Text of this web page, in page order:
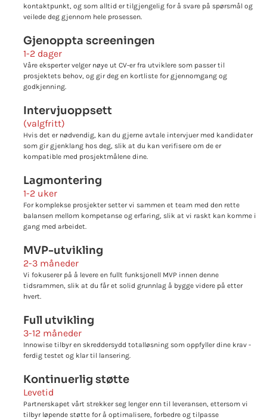
kontaktpunkt, og som alltid er tilgjengelig for å svare på spørsmål og
veilede deg gjennom hele prosessen.
Gjenoppta screeningen
1-2 dager
Våre eksperter velger nøye ut CV-er fra utviklere som passer til
prosjektets behov, og gir deg en kortliste for gjennomgang og
godkjenning.
Intervjuoppsett
(valgfritt)
Hvis det er nødvendig, kan du gjerne avtale intervjuer med kandidater
som gir gjenklang hos deg, slik at du kan verifisere om de er
kompatible med prosjektmålene dine.
Lagmontering
1-2 uker
For komplekse prosjekter setter vi sammen et team med den rette
balansen mellom kompetanse og erfaring, slik at vi raskt kan komme i
gang med arbeidet.
MVP-utvikling
2-3 måneder
Vi fokuserer på å levere en fullt funksjonell MVP innen denne
tidsrammen, slik at du får et solid grunnlag å bygge videre på etter
hvert.
Full utvikling
3-12 måneder
Innowise tilbyr en skreddersydd totalløsning som oppfyller dine krav -
ferdig testet og klar til lansering.
Kontinuerlig støtte
Levetid
Partnerskapet vårt strekker seg lenger enn til leveransen, ettersom vi
tilbyr løpende støtte for å optimalisere, forbedre og tilpasse